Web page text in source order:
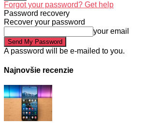
Forgot your password? Get help
Password recovery
Recover your password
your email
A password will be e-mailed to you.
Najnovšie recenzie